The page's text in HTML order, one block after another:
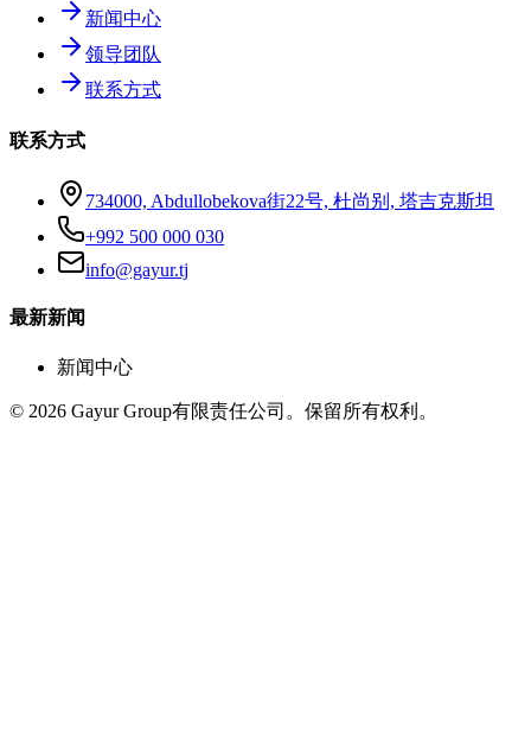
新闻中心
领导团队
联系方式
联系方式
734000, Abdullobekova街22号, 杜尚别, 塔吉克斯坦
+992 500 000 030
info@gayur.tj
最新新闻
新闻中心
© 2026 Gayur Group有限责任公司。保留所有权利。